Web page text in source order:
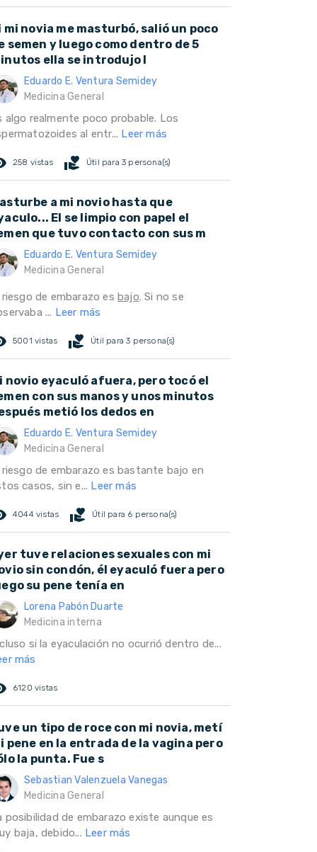
mi novia me masturbó, salió un poco
semen y luego como dentro de 5
ella se introdujo l
Eduardo E. Ventura Semidey
Medicina General
algo realmente poco probable. Los
al entr... Leer más
258 vistas volunteer_activism Útil para 3 persona(s)
a mi novio hasta que
El se limpio con papel el
que tuvo contacto con sus m
Eduardo E. Ventura Semidey
Medicina General
riesgo de embarazo es bajo. Si no se
... Leer más
5001 vistas volunteer_activism Útil para 3 persona(s)
novio eyaculó afuera, pero tocó el
con sus manos y unos minutos
metió los dedos en
Eduardo E. Ventura Semidey
Medicina General
riesgo de embarazo es bastante bajo en
casos, sin e... Leer más
4044 vistas volunteer_activism Útil para 6 persona(s)
tuve relaciones sexuales con mi
sin condón, él eyaculó fuera pero
su pene tenía en
Lorena Pabón Duarte
Medicina interna
si la eyaculación no ocurrió dentro de...
más
6120 vistas
un tipo de roce con mi novia, metí
pene en la entrada de la vagina pero
la punta. Fue s
Sebastian Valenzuela Vanegas
Medicina General
posibilidad de embarazo existe aunque es
baja, debido... Leer más